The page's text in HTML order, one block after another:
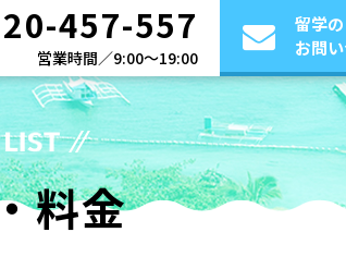
457-557
営業時間／9:00〜19:00
留学の
お問
料金